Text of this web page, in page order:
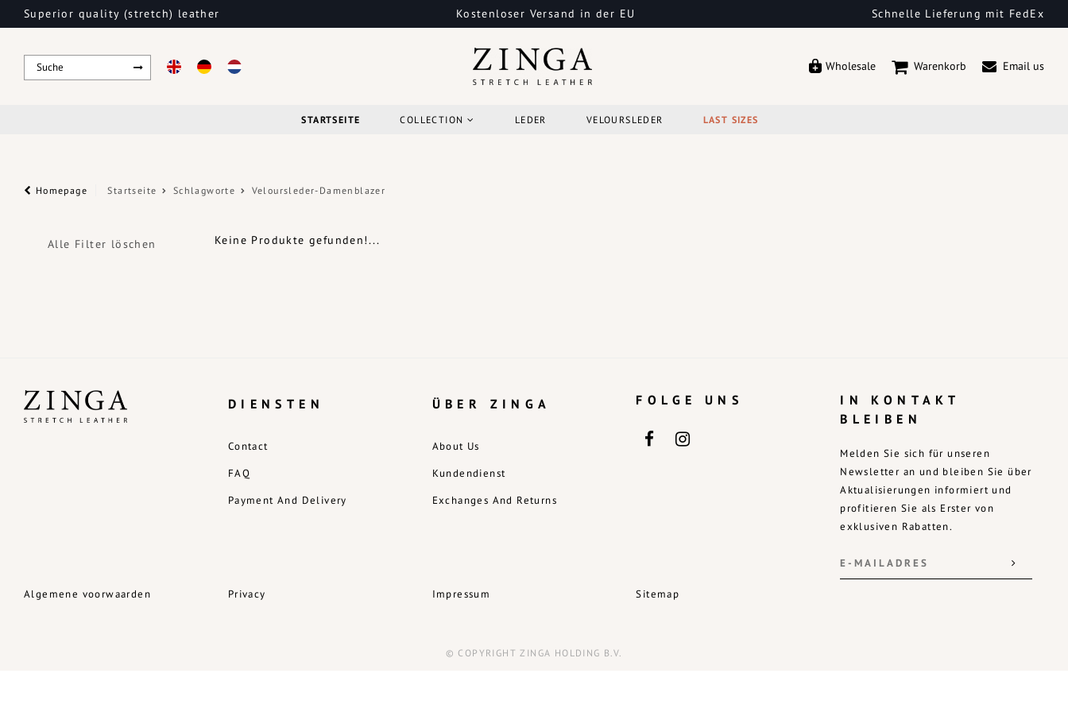
Superior quality (stretch) leather Kostenloser Versand in der EU Schnelle Lieferung mit FedEx
Wholesale Warenkorb Email us
STARTSEITE COLLECTION LEDER VELOURSLEDER LAST SIZES
Homepage Startseite Schlagworte Veloursleder-Damenblazer
Alle Filter löschen Keine Produkte gefunden!...
Algemene voorwaarden
DIENSTEN
Contact
FAQ
Payment And Delivery
Privacy
ÜBER ZINGA
About Us
Kundendienst
Exchanges And Returns
Impressum
FOLGE UNS
Sitemap
IN KONTAKT
BLEIBEN
Melden Sie sich für unseren
Newsletter an und bleiben Sie über
Aktualisierungen informiert und
profitieren Sie als Erster von
exklusiven Rabatten.
© COPYRIGHT ZINGA HOLDING B.V.